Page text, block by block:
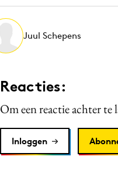
Juul Schepens
Reacties:
Om een reactie achter te
Inloggen